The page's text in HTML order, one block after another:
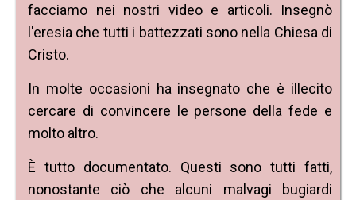
facciamo nei nostri video e articoli. Insegnò
l'eresia che tutti i battezzati sono nella Chiesa di
Cristo.
In molte occasioni ha insegnato che è illecito
cercare di convincere le persone della fede e
molto altro.
È tutto documentato. Questi sono tutti fatti,
nonostante ciò che alcuni malvagi bugiardi